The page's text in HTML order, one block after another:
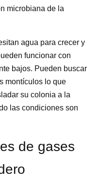
microbiana de la
agua para crecer y
funcionar con
bajos. Pueden buscar
montículos lo que
su colonia a la
las condiciones son
de gases